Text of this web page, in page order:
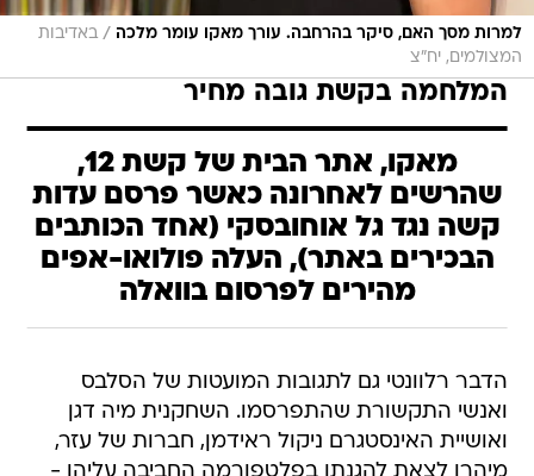
למרות מסך האם, סיקר בהרחבה. עורך מאקו עומר מלכה / באדיבות
המצולמים, יח"צ
המלחמה בקשת גובה מחיר
מאקו, אתר הבית של קשת 12,
שהרשים לאחרונה כאשר פרסם עדות
קשה נגד גל אוחובסקי (אחד הכותבים
הבכירים באתר), העלה פולואו-אפים
מהירים לפרסום בוואלה
הדבר רלוונטי גם לתגובות המועטות של הסלבס
ואנשי התקשורת שהתפרסמו. השחקנית מיה דגן
ואושיית האינסטגרם ניקול ראידמן, חברות של עזר,